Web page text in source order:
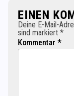
EINEN
Deine E-Mail-
sind markiert *
Kommentar *